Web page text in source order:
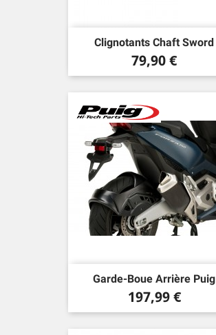
Clignotants Chaft Sword
Prix
79,90 €
Garde-Boue Arrière Puig
Prix
197,99 €